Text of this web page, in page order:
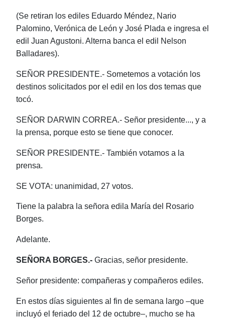
(Se retiran los ediles Eduardo Méndez, Nario
Palomino, Verónica de León y José Plada e ingresa el
edil Juan Agustoni. Alterna banca el edil Nelson
Balladares).
SEÑOR PRESIDENTE.- Sometemos a votación los
destinos solicitados por el edil en los dos temas que
tocó.
SEÑOR DARWIN CORREA.- Señor presidente..., y a
la prensa, porque esto se tiene que conocer.
SEÑOR PRESIDENTE.- También votamos a la
prensa.
SE VOTA: unanimidad, 27 votos.
Tiene la palabra la señora edila María del Rosario
Borges.
Adelante.
SEÑORA BORGES.- Gracias, señor presidente.
Señor presidente: compañeras y compañeros ediles.
En estos días siguientes al fin de semana largo ‒que
incluyó el feriado del 12 de octubre‒, mucho se ha